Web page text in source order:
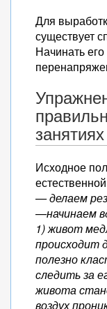
Для
существует
Начинать
Исходное
— делаем
—начинаем
1) живот
происходит
полезно
следить за
живота
воздух